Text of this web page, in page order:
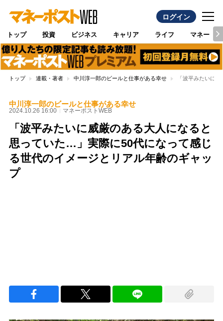
ログイン
トップ 投資 ビジネス キャリア ライフ マネー
トップ 連載・著者 中川淳一郎のビールと仕事がある幸せ 「波平みたいに
中川淳一郎のビールと仕事がある幸せ
2024.10.26 16:00 マネーポストWEB
「波平みたいに威厳のある大人になると
思っていた…」実際に50代になって感じ
る世代のイメージとリアル年齢のギャッ
プ